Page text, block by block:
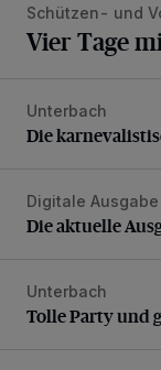
Schützen- und
Vier Tage
Die
Unterbach
Die
Die aktuelle
Digitale Ausgabe
Die aktuelle
Tolle Party und
Unterbach
Tolle Party und